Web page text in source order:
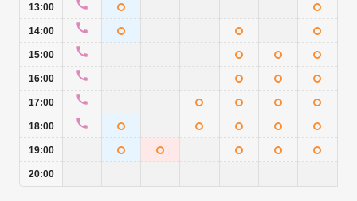
13:00
14:00
15:00
16:00
17:00
18:00
19:00
20:00